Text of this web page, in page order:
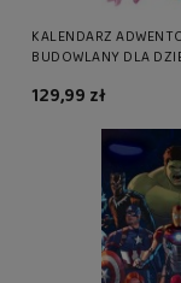
KALENDARZ
BUDOWLANY DLA
129,99 zł